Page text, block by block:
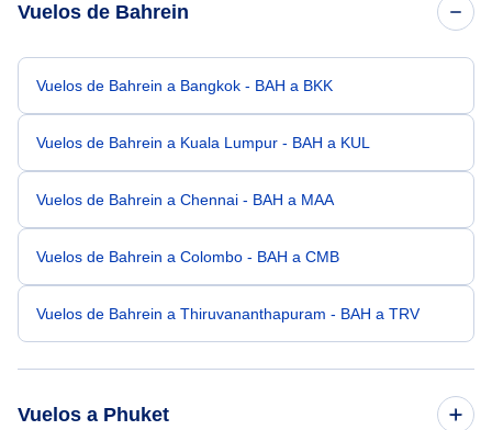
Vuelos de Bahrein
Vuelos de Bahrein a Bangkok - BAH a BKK
Vuelos de Bahrein a Kuala Lumpur - BAH a KUL
Vuelos de Bahrein a Chennai - BAH a MAA
Vuelos de Bahrein a Colombo - BAH a CMB
Vuelos de Bahrein a Thiruvananthapuram - BAH a TRV
Vuelos a Phuket